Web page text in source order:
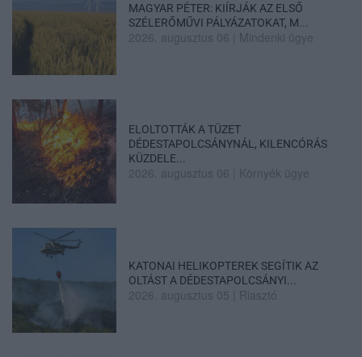
MAGYAR PÉTER: KIÍRJÁK AZ ELSŐ
SZÉLERŐMŰVI PÁLYÁZATOKAT, M...
2026. augusztus 06 Mindenki ügye
ELOLTOTTÁK A TÜZET
DÉDESTAPOLCSÁNYNÁL, KILENCÓRÁS
KÜZDELE...
2026. augusztus 06 Környék ügye
KATONAI HELIKOPTEREK SEGÍTIK AZ
OLTÁST A DÉDESTAPOLCSÁNYI...
2026. augusztus 05 Riasztó